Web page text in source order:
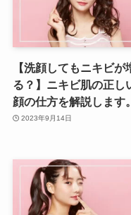
【洗顔してもニキビが
る？】ニキビ肌の正し
顔の仕方を解説します。
2023年9月14日